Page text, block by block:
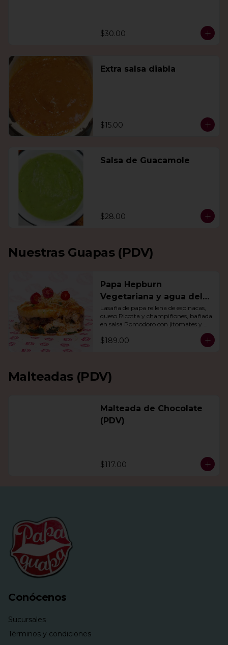
$30.00
Extra salsa diabla
$15.00
Salsa de Guacamole
$28.00
Nuestras Guapas (PDV)
Papa Hepburn
Vegetariana y agua del
día
Lasaña de papa rellena de espinacas,
queso Ricotta y champiñones, bañada
en salsa Pomodoro con jitomates y
queso gratinado. Incluye una agua del
día.
$189.00
Malteadas (PDV)
Malteada de Chocolate
(PDV)
$117.00
Conócenos
Sucursales
Términos y condiciones